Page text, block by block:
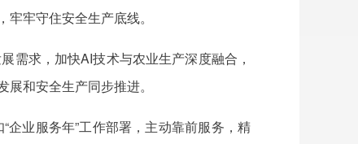
牢守住安全生产底线。
需求，加快AI技术与农业生产深度融合，
和安全生产同步推进。
业服务年”工作部署，主动靠前服务，精